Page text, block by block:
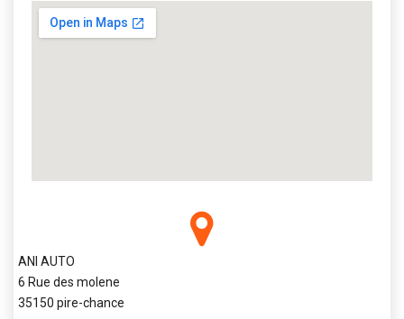
ANI AUTO
6 Rue des molene
35150 pire-chance